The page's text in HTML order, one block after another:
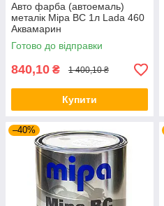
Авто фарба (автоемаль)
металік Mipa BC 1л Lada 460
Аквамарин
Готово до відправки
840,10 ₴ 1 400,10 ₴
Купити
–40%